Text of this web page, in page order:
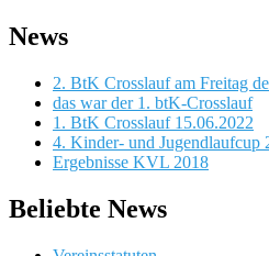
News
2. BtK Crosslauf am Freitag
das war der 1. btK-Crosslauf
1. BtK Crosslauf 15.06.2022
4. Kinder- und Jugendlaufcup
Ergebnisse KVL 2018
Beliebte News